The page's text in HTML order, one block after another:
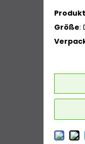
Größe: